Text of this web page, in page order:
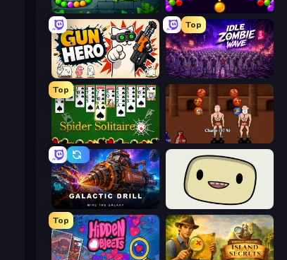
Zumba Quest Bubble Story
Gun Hero: Cat Survival
Top
Idle Zombie Wave: Survivors
Top
Spider Solitaire Swords and Sandals 2
Galactic Drill SuperWEIRD
Top